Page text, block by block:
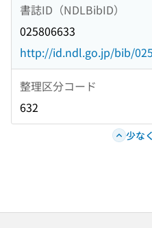
書誌ID（NDLBibID）
025806633
http://id.ndl.go.jp/bib/
整理区分コード
632
少な